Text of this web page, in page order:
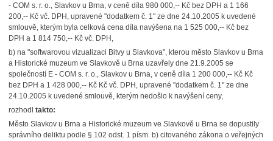
- COM s. r. o., Slavkov u Brna, v ceně díla 980 000,-- Kč bez DPH a 1 166
200,-- Kč vč. DPH, upravené "dodatkem č. 1" ze dne 24.10.2005 k uvedené
smlouvě, kterým byla celková cena díla navýšena na 1 525 000,-- Kč bez
DPH a 1 814 750,-- Kč vč. DPH,
b) na "softwarovou vizualizaci Bitvy u Slavkova", kterou město Slavkov u Brna
a Historické muzeum ve Slavkově u Brna uzavřely dne 21.9.2005 se
společností E - COM s. r. o., Slavkov u Brna, v ceně díla 1 200 000,-- Kč Kč
bez DPH a 1 428 000,-- Kč Kč vč. DPH, upravené "dodatkem č. 1" ze dne
24.10.2005 k uvedené smlouvě, kterým nedošlo k navýšení ceny,
rozhodl takto:
Město Slavkov u Brna a Historické muzeum ve Slavkově u Brna se dopustily
správního deliktu podle § 102 odst. 1 písm. b) citovaného zákona o veřejných